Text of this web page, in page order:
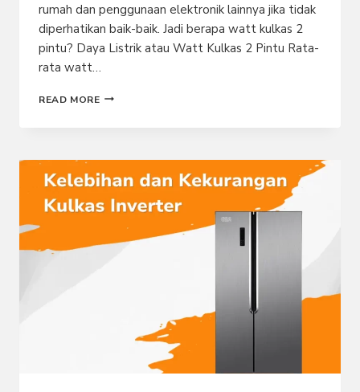
rumah dan penggunaan elektronik lainnya jika tidak
diperhatikan baik-baik. Jadi berapa watt kulkas 2
pintu? Daya Listrik atau Watt Kulkas 2 Pintu Rata-
rata watt…
READ MOREBERAPA
KULKAS
2
PINTU?